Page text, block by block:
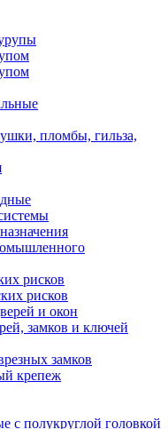
пломбы, гильза,
рисков
рисков
и окон
замков и ключей
замков
крепеж
с полукруглой головкой